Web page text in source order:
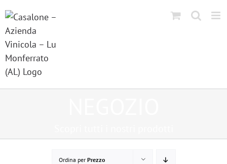
al
contenuto
Ordina per Prezzo